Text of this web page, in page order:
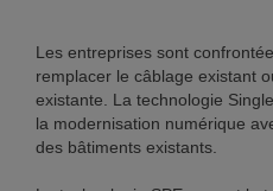
Les entreprises sont
remplacer le câblage existant
existante. La technologie
la modernisation numérique
des bâtiments existants.